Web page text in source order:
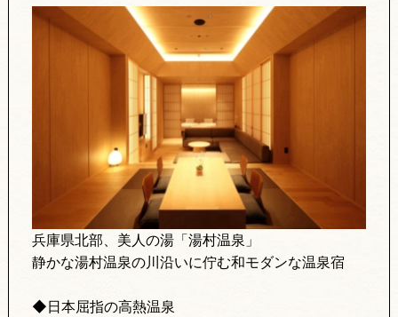
兵庫県北部、美人の湯「湯村温泉」
静かな湯村温泉の川沿いに佇む和モダンな温泉宿
◆日本屈指の高熱温泉